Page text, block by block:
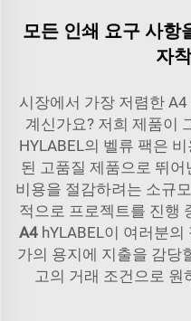
모든 인쇄 요구 사항
자
시장에서 가장 저렴한
계신가요? 저희 제품이
HYLABEL의 벨류 팩은
된 고품질 제품으로 뛰
비용을 절감하려는 소규
적으로 프로젝트를 진행
A4 hYLABEL이 여러분
가의 용지에 지출을 감당
고의 거래 조건으로 원